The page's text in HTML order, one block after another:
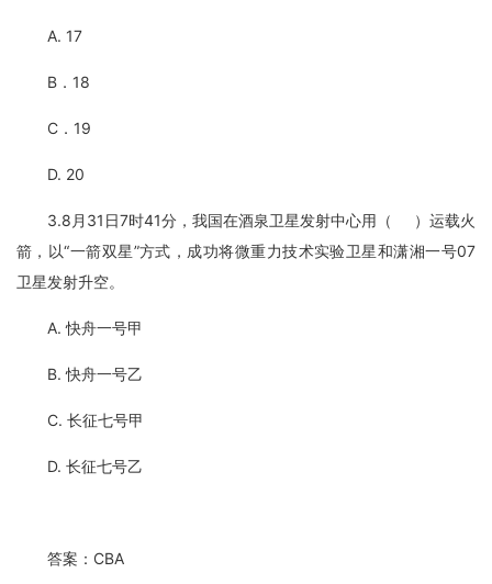
A. 17
B．18
C．19
D. 20
3.8月31日7时41分，我国在酒泉卫星发射中心用（ ）运载火
箭，以“一箭双星”方式，成功将微重力技术实验卫星和潇湘一号07
卫星发射升空。
A. 快舟一号甲
B. 快舟一号乙
C. 长征七号甲
D. 长征七号乙
答案：CBA